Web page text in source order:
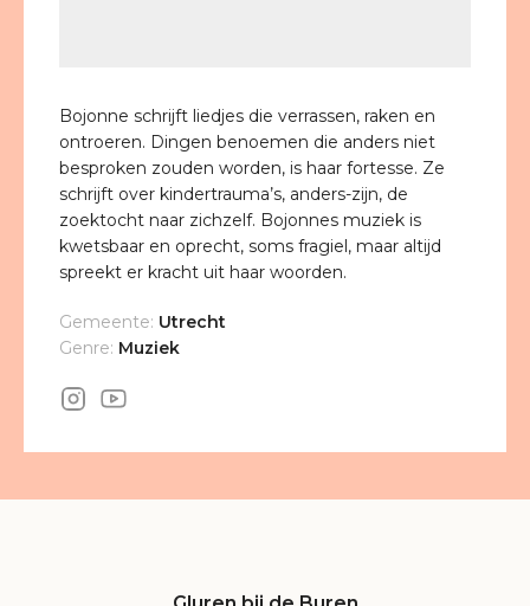
Bojonne schrijft liedjes die verrassen, raken en
ontroeren. Dingen benoemen die anders niet
besproken zouden worden, is haar fortesse. Ze
schrijft over kindertrauma’s, anders-zijn, de
zoektocht naar zichzelf. Bojonnes muziek is
kwetsbaar en oprecht, soms fragiel, maar altijd
spreekt er kracht uit haar woorden.
Gemeente: Utrecht
Genre: Muziek